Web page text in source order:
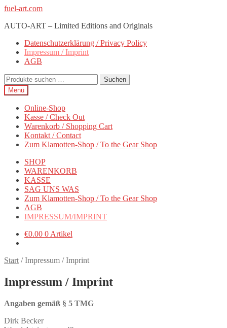
Zur
springen
Zum
springen
fuel-art.com
AUTO-ART – Limited Editions and Originals
Datenschutzerklärung / Privacy Policy
Impressum / Imprint
AGB
Suchen
nach:
Suchen
Menü
Online-Shop
Kasse / Check Out
Warenkorb / Shopping Cart
Kontakt / Contact
Zum Klamotten-Shop / To the Gear Shop
SHOP
WARENKORB
KASSE
SAG UNS WAS
Zum Klamotten-Shop / To the Gear Shop
AGB
IMPRESSUM/IMPRINT
€0.00 0 Artikel
Start /Impressum / Imprint
Impressum / Imprint
Angaben gemäß § 5 TMG
Dirk Becker